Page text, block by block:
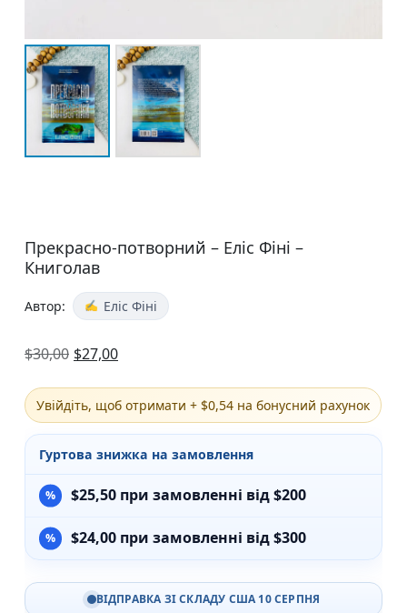
Прекрасно-потворний – Еліс Фіні –
Книголав
Автор: Еліс Фіні
$30,00 $27,00
Увійдіть, щоб отримати + $0,54 на бонусний рахунок
Гуртова знижка на замовлення
$25,50 при замовленні від $200
$24,00 при замовленні від $300
ВІДПРАВКА ЗІ СКЛАДУ США 10 СЕРПНЯ